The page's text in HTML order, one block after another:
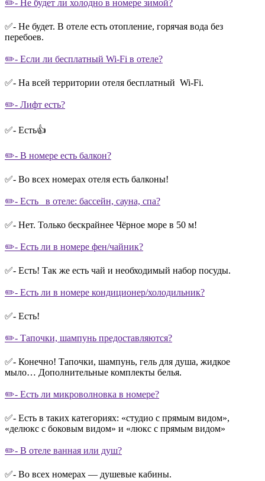
✏️- Не будет ли холодно в номере зимой?
✅- Не будет. В отеле есть отопление, горячая вода без
перебоев.
✏️- Если ли бесплатный Wi-Fi в отеле?
✅- На всей территории отеля бесплатный Wi-Fi.
✏️- Лифт есть?
✅- Есть👍
✏️- В номере есть балкон?
✅- Во всех номерах отеля есть балконы!
✏️- Есть в отеле: бассейн, сауна, спа?
✅- Нет. Только бескрайнее Чёрное море в 50 м!
✏️- Есть ли в номере фен/чайник?
✅- Есть! Так же есть чай и необходимый набор посуды.
✏️- Есть ли в номере кондиционер/холодильник?
✅- Есть!
✏️- Тапочки, шампунь предоставляются?
✅- Конечно! Тапочки, шампунь, гель для душа, жидкое
мыло… Дополнительные комплекты белья.
✏️- Есть ли микроволновка в номере?
✅- Есть в таких категориях: «студио с прямым видом»,
«делюкс с боковым видом» и «люкс с прямым видом»
✏️- В отеле ванная или душ?
✅- Во всех номерах — душевые кабины.